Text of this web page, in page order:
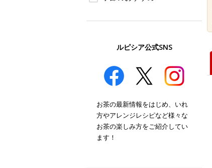
ルピシア公式SNS
お茶の最新情報をはじめ、いれ
方やアレンジレシピなど様々な
お茶の楽しみ方をご紹介してい
ます！